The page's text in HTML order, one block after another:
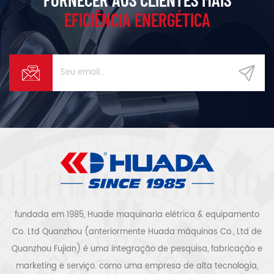
EFICIÊNCIA ENERGÉTICA
fundada em 1985, Huade maquinaria elétrica & equipamento
Co. Ltd Quanzhou (anteriormente Huada máquinas Co., Ltd de
Quanzhou Fujian) é uma integração de pesquisa, fabricação e
marketing e serviço. como uma empresa de alta tecnologia,